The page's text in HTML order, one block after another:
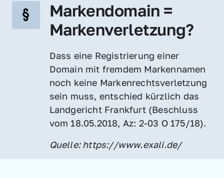
Markendomain =
Markenverletzung?
Dass eine Registrierung einer
Domain mit fremdem Markennamen
noch keine Markenrechtsverletzung
sein muss, entschied kürzlich das
Landgericht Frankfurt (Beschluss
vom 18.05.2018, Az: 2-03 O 175/18).
Quelle: https://www.exali.de/